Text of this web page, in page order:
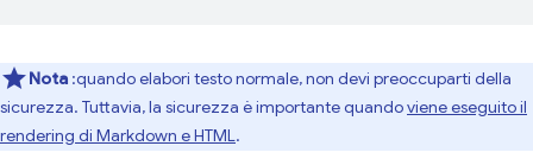
Nota :quando elabori testo normale, non devi preoccuparti della
sicurezza. Tuttavia, la sicurezza è importante quandoviene eseguito il
rendering di Markdown e HTML.